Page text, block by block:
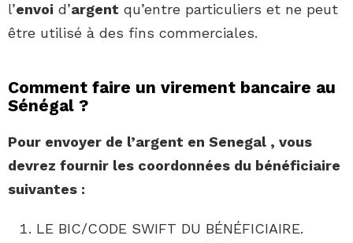
l’envoi d’argent qu’entre particuliers et ne peut
être utilisé à des fins commerciales.
Comment faire un virement bancaire au
Sénégal ?
Pour envoyer de l’argent en Senegal , vous
devrez fournir les coordonnées du bénéficiaire
suivantes :
LE BIC/CODE SWIFT DU BÉNÉFICIAIRE.